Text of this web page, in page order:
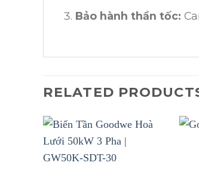
Bảo hành thần tốc:
RELATED